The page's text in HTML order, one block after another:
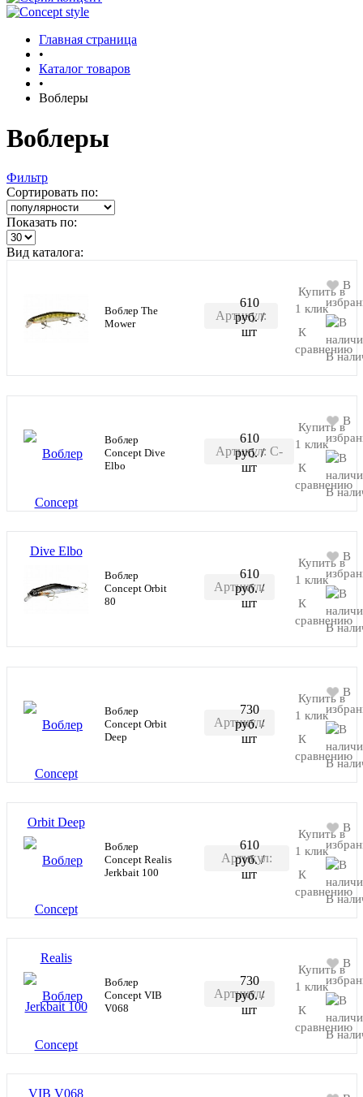
Показать ещё 9
Главная страница
•
Каталог товаров
•
Воблеры
Воблеры
Фильтр
Сортировать по:
Показать по:
Вид каталога:
Воблер The
Mower
Артикул:
610
руб./
шт
В корзину
Купить в
1 клик
К
сравнению
В
В
Воблер
Concept Dive
Elbo
Артикул: C-
610
руб./
шт
В корзину
Купить в
1 клик
К
сравнению
В
В
Воблер
Concept Orbit
80
Артикул:
80
610
руб./
шт
В корзину
Купить в
1 клик
К
сравнению
В
В
Воблер
Concept Orbit
Deep
Артикул:
DEEP-
730
руб./
шт
В корзину
Купить в
1 клик
К
сравнению
В
В
Воблер
Concept Realis
Jerkbait 100
Артикул:
M085
610
руб./
шт
В корзину
Купить в
1 клик
К
сравнению
В
В
Воблер
Concept VIB
V068
Артикул:
730
руб./
шт
В корзину
Купить в
1 клик
К
сравнению
В
В